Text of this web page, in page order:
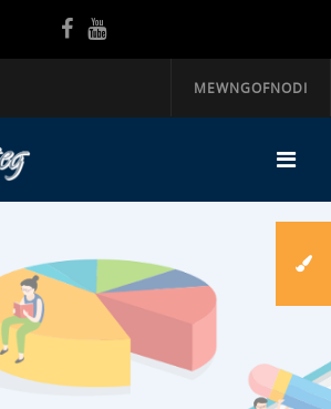
MEWNGOFNODI